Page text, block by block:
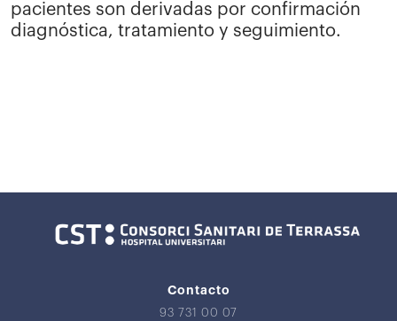
pacientes son derivadas por confirmación
diagnóstica, tratamiento y seguimiento.
Contacto
93 731 00 07